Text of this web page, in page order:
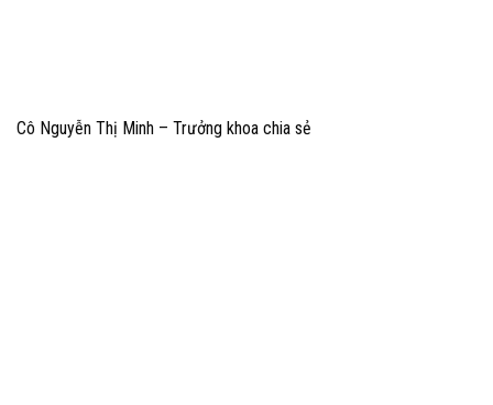
Cô Nguyễn Thị Minh – Trưởng khoa chia sẻ